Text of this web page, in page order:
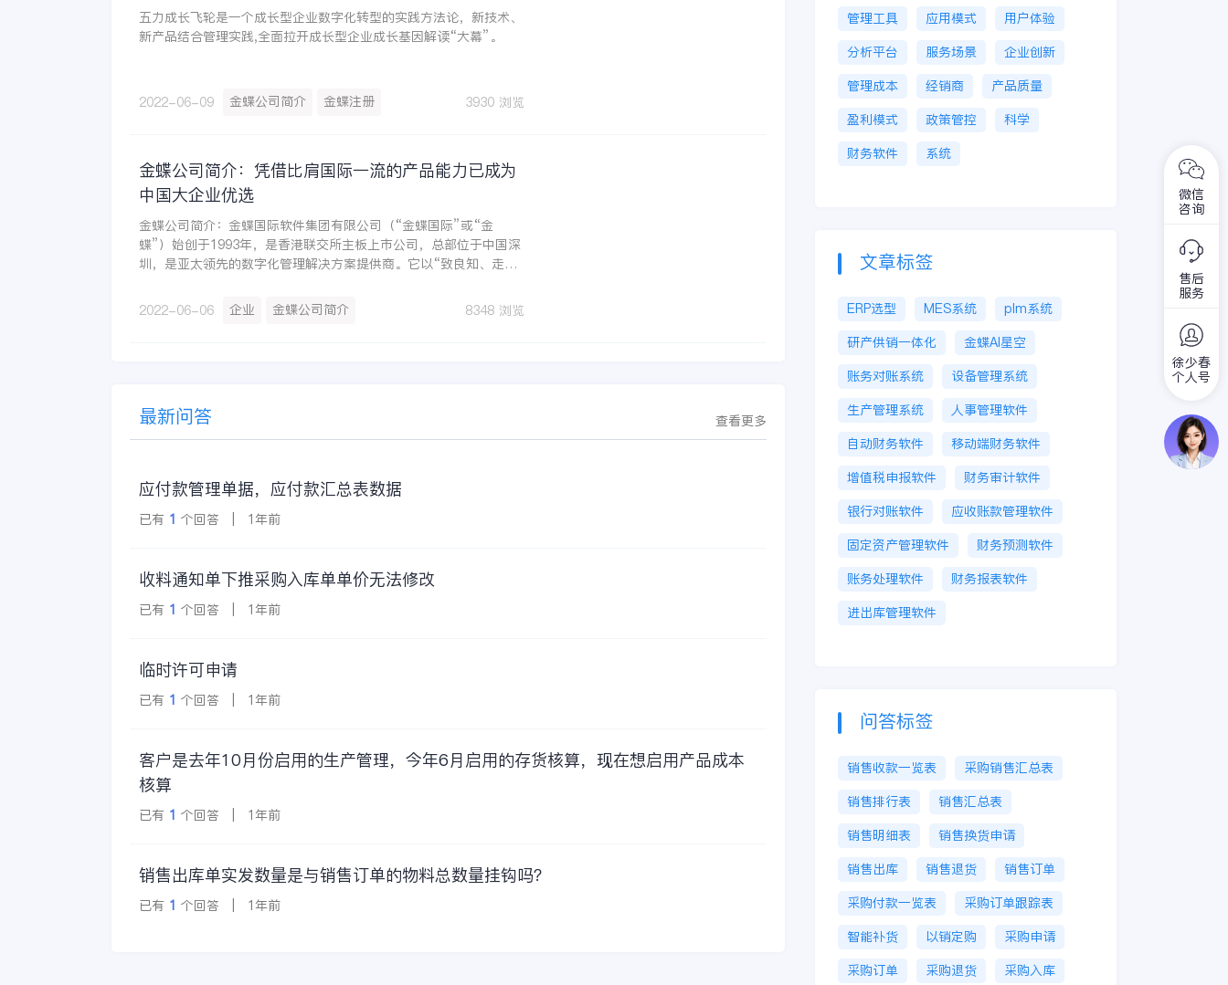
五力成长飞轮是一个成长型企业数字化转型的实践方法论，新技术、
新产品结合管理实践,全面拉开成长型企业成长基因解读“大幕”。
2022-06-09 金蝶公司简介 金蝶注册 3930 浏览
金蝶公司简介：凭借比肩国际一流的产品能力已成为
中国大企业优选
金蝶公司简介：金蝶国际软件集团有限公司（“金蝶国际”或“金
蝶”）始创于1993年，是香港联交所主板上市公司，总部位于中国深
圳，是亚太领先的数字化管理解决方案提供商。它以“致良知、走正
一个企业”为使命，致力成为“最值得托付的企业服务平台”。
2022-06-06 企业 金蝶公司简介 8348 浏览
最新问答 查看更多
应付款管理单据，应付款汇总表数据
已有 1 个回答 | 1年前
收料通知单下推采购入库单单价无法修改
已有 1 个回答 | 1年前
临时许可申请
已有 1 个回答 | 1年前
客户是去年10月份启用的生产管理，今年6月启用的存货核算，现在想启用产品成本
核算
已有 1 个回答 | 1年前
销售出库单实发数量是与销售订单的物料总数量挂钩吗？
已有 1 个回答 | 1年前
管理工具
应用模式
用户体验
分析平台
服务场景
企业创新
管理成本
经销商
产品质量
盈利模式
政策管控
科学
财务软件
系统
文章标签
ERP选型 MES系统
plm系统
研产供销一体化
金蝶AI星空
账务对账系统
设备管理系统
生产管理系统
人事管理软件
自动财务软件
移动端财务软件
增值税申报软件
财务审计软件
银行对账软件
应收账款管理软件
固定资产管理软件
财务预测软件
账务处理软件
财务报表软件
进出库管理软件
问答标签
销售收款一览表
采购销售汇总表
销售排行表
销售汇总表
销售明细表
销售换货申请
销售出库
销售退货
销售订单
采购付款一览表
采购订单跟踪表
智能补货
以销定购
采购申请
采购订单
采购退货
采购入库
微信
咨询
售后
服务
徐少春
个人号